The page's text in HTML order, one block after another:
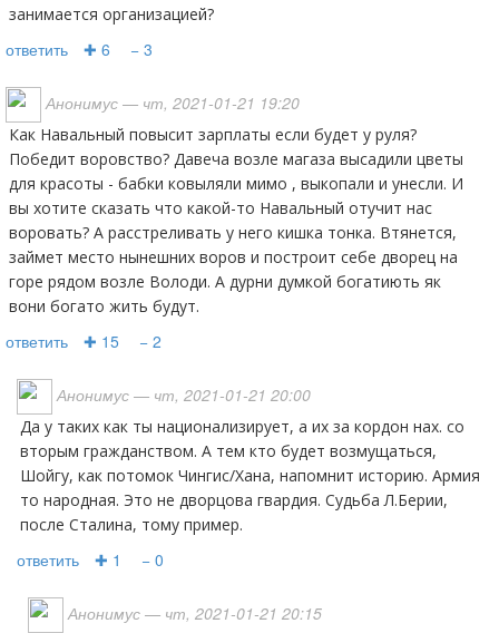
занимается организацией?
ответить ✚ 6 − 3
Анонимус — чт, 2021-01-21 19:20
Как Навальный повысит зарплаты если будет у руля?
Победит воровство? Давеча возле магаза высадили цветы
для красоты - бабки ковыляли мимо , выкопали и унесли. И
вы хотите сказать что какой-то Навальный отучит нас
воровать? А расстреливать у него кишка тонка. Втянется,
займет место нынешних воров и построит себе дворец на
горе рядом возле Володи. А дурни думкой богатиють як
вони богато жить будут.
ответить ✚ 15 − 2
Анонимус — чт, 2021-01-21 20:00
Да у таких как ты национализирует, а их за кордон нах. со
вторым гражданством. А тем кто будет возмущаться,
Шойгу, как потомок Чингис/Хана, напомнит историю. Армия
то народная. Это не дворцова гвардия. Судьба Л.Берии,
после Сталина, тому пример.
ответить ✚ 1 − 0
Анонимус — чт, 2021-01-21 20:15